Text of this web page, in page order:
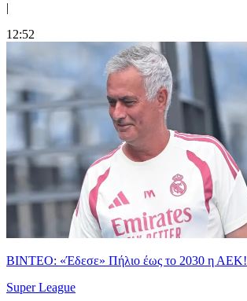
|
12:52
ΒΙΝΤΕΟ: «Έδεσε» Πήλιο έως το 2030 η ΑΕΚ!
Super League